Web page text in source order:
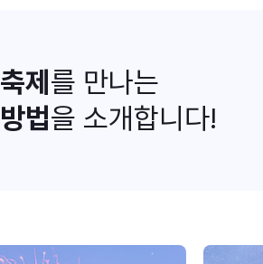
제 를 만나는
법을 소개합니다!